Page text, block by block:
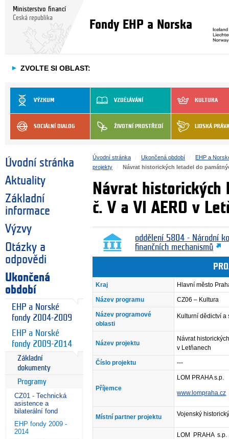
Ministerstvo financí
Česká republika
Fondy EHP a Norska
► ZVOLTE SI OBLAST:
VÝZKUM VZDĚLÁVÁNÍ KULTURA
SOCIÁLNÍ DIALOG ŽIVOTNÍ PROSTŘEDÍ LIDSKÁ PRÁVA
Úvodní stránka
Aktuality
Základní
informace
Výzvy
Otázky a
odpovědi
Ukončená
období
EHP a Norské
fondy 2004-2009
EHP a Norské
fondy 2009-2014
Základní
dokumenty
Programy
CZ01 - Technická
asistence a
bilaterální fond
EHP fondy 2009 -
2014
Úvodní stránka Ukončená období
EHP a
projekty
Návrat historických letadel do
Návrat historických
č. V a VI AERO v
oddělení 5804 - Národní
finančních mechanismů
Kraj Hlavní město
Název programu CZ06 – Kultura
Název programové
oblasti
Kulturní dědictví a
Název projektu
Návrat
v Letňanech
Číslo projektu ---
Příjemce
LOM PRAHA s.p.
www.lompraha.cz
Místní partner projektu Vojenský
LOM PRAHA